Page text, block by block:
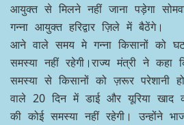
आयुक्त से मिलने नहीं जाना पड़ेगा
गन्ना आयुक्त हरिद्वार ज़िले में बैठेंगे।
आने वाले समय मे गन्ना किसानों को
समस्या नहीं रहेगी।राज्य मंत्री ने
समस्या से किसानों को ज़रूर परेशानी
वाले 20 दिन में डाई और यूरिया खाद
की कोई समस्या नहीं रहेगी। उन्होंने